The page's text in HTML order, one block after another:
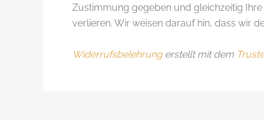
Zustimmung gegeben und gleichzeitig
verlieren. Wir weisen darauf hin, dass wir
Widerrufsbelehrungerstellt mit dem